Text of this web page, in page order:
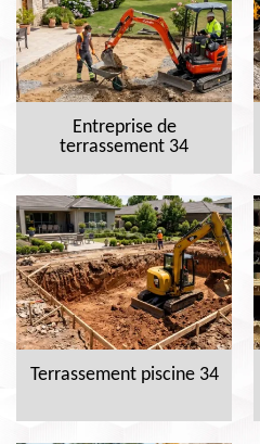
Entreprise de
terrassement 34
Terrassement piscine 34